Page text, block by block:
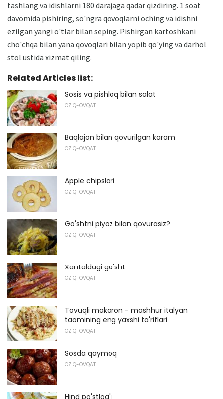
tashlang va idishlarni 180 darajaga qadar qizdiring. 1 soat
davomida pishiring, so'ngra qovoqlarni oching va idishni
ezilgan yangi o'tlar bilan seping. Pishirgan kartoshkani
cho'chqa bilan yana qovoqlari bilan yopib qo'ying va darhol
stol ustida xizmat qiling.
Related Articles list:
Sosis va pishloq bilan salat
OZIQ-OVQAT
Baqlajon bilan qovurilgan karam
OZIQ-OVQAT
Apple chipslari
OZIQ-OVQAT
Go'shtni piyoz bilan qovurasiz?
OZIQ-OVQAT
Xantaldagi go'sht
OZIQ-OVQAT
Tovuqli makaron - mashhur italyan
taomining eng yaxshi ta'riflari
OZIQ-OVQAT
Sosda qaymoq
OZIQ-OVQAT
Hind po'stlog'i